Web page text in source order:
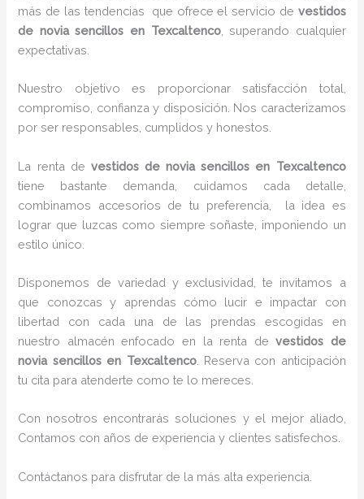
más de las tendencias que ofrece el servicio de vestidos
de novia sencillos en Texcaltenco, superando cualquier
expectativas.
Nuestro objetivo es proporcionar satisfacción total,
compromiso, confianza y disposición. Nos caracterizamos
por ser responsables, cumplidos y honestos.
La renta de vestidos de novia sencillos en Texcaltenco
tiene bastante demanda, cuidamos cada detalle,
combinamos accesorios de tu preferencia, la idea es
lograr que luzcas como siempre soñaste, imponiendo un
estilo único.
Disponemos de variedad y exclusividad, te invitamos a
que conozcas y aprendas cómo lucir e impactar con
libertad con cada una de las prendas escogidas en
nuestro almacén enfocado en la renta devestidos de
novia sencillos en Texcaltenco. Reserva con anticipación
tu cita para atenderte como te lo mereces.
Con nosotros encontrarás soluciones y el mejor aliado,
Contamos con años de experiencia y clientes satisfechos.
Contáctanos para disfrutar de la más alta experiencia.